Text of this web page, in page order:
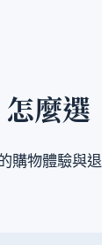
怎麼選
購物體驗與